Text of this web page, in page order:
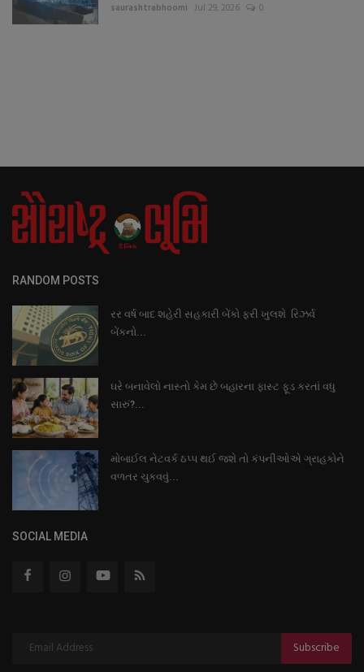
saurashtrabhoomi Jul 29, 2026 0
RANDOM POSTS
રર વર્ષ બાદ શહેરી સહકારી બેંકો ફરી ખુલશે રિઝર્વ
બેંકનો...
ઘરે બનાવેલો નાસ્તો કેમ છે બહારના ફાસ્ટ ફૂડ કરતાં વધુ
સારું?...
મોબાઈલ નેટવર્ક ઠપ્પ થઈ જશે તો કંપનીઓએ ગ્રાહકોને
વળતર ચુકવવું...
SOCIAL MEDIA
Subscribe